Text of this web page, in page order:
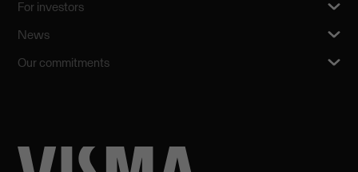
For investors
News
Our commitments